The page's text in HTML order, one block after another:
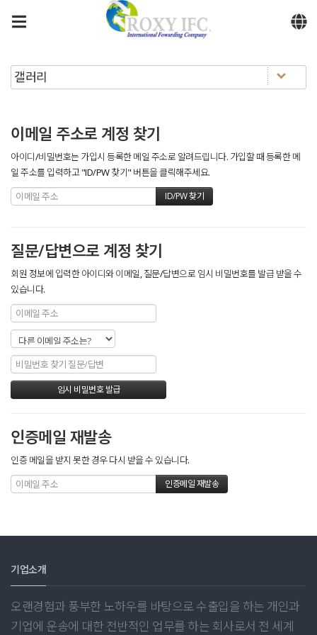
메뉴 건너뛰기
이메일 주소로 계정 찾기
아이디/비밀번호는 가입시 등록한 메일 주소로 알려드립니다. 가입할 때 등록한 메
일 주소를 입력하고 "ID/PW 찾기" 버튼을 클릭해주세요.
질문/답변으로 계정 찾기
회원 정보에 입력한 아이디와 이메일, 질문/답변으로 임시 비밀번호를 발급 받을 수
있습니다.
인증메일 재발송
인증 메일을 받지 못한 경우 다시 받을 수 있습니다.
기업소개
오랜경험과 풍부한 노하우를 바탕으로 수출입을 하는 개인과
기업에 운송에 대한 전반적인 업무를 하는 회사로서 전 세계